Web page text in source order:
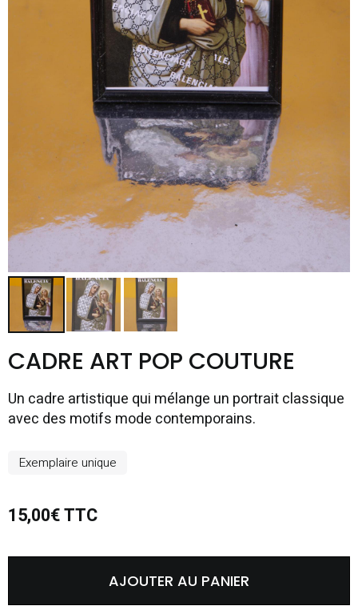
CADRE ART POP COUTURE
Un cadre artistique qui mélange un portrait classique
avec des motifs mode contemporains.
Exemplaire unique
15,00€ TTC
AJOUTER AU PANIER